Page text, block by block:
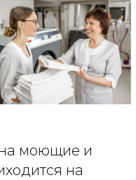
на моющие и
на